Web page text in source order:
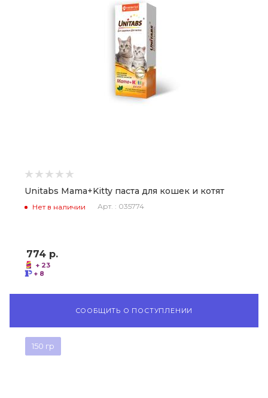
Unitabs Mama+Kitty паста для кошек и котят
Нет в наличии Арт. : 035774
774 р.
+ 23
+ 8
СООБЩИТЬ О ПОСТУПЛЕНИИ
150 гр